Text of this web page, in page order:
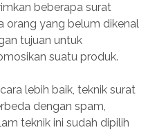
beberapa surat
orang yang belum dikenal
tujuan untuk
suatu produk.
lebih baik, teknik surat
dengan spam,
teknik ini sudah dipilih